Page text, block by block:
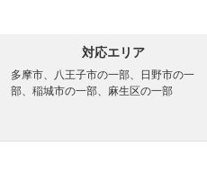
対応エリア
多摩市、八王子市の一部、日野市の一
部、稲城市の一部、麻生区の一部